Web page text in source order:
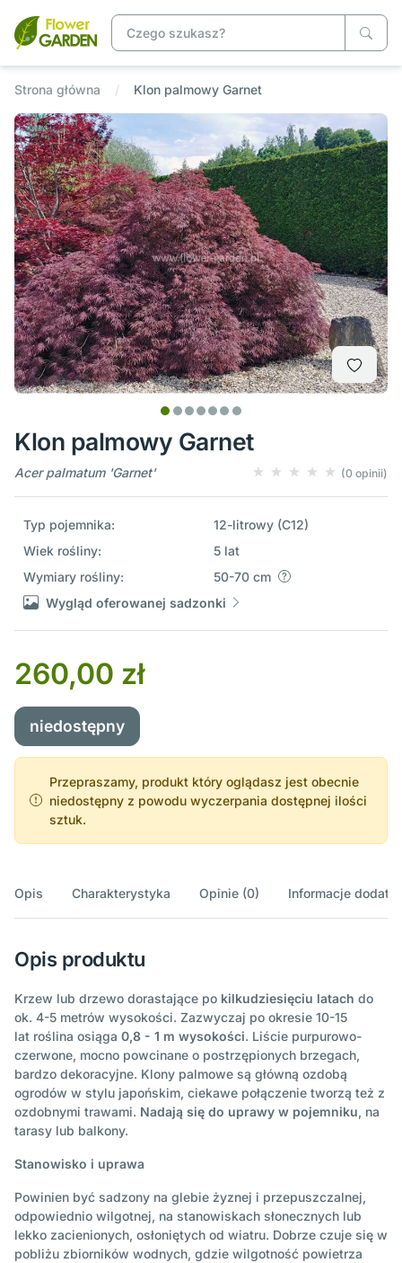
Strona główna Klon palmowy Garnet
Klon palmowy Garnet
Acer palmatum 'Garnet' (0 opinii)
Typ pojemnika:
12-litrowy (C12)
Wiek rośliny:
5 lat
Wymiary rośliny:
50-70 cm
Wygląd oferowanej sadzonki
260,00 zł
niedostępny
Przepraszamy, produkt który oglądasz jest obecnie
niedostępny z powodu wyczerpania dostępnej ilości
sztuk.
Opis Charakterystyka Opinie (0) Informacje
Opis produktu
Krzew lub drzewo dorastające po kilkudziesięciu latach do
ok. 4-5 metrów wysokości. Zazwyczaj po okresie 10-15
lat roślina osiąga 0,8 - 1 m wysokości. Liście purpurowo-
czerwone, mocno powcinane o postrzępionych brzegach,
bardzo dekoracyjne. Klony palmowe są główną ozdobą
ogrodów w stylu japońskim, ciekawe połączenie tworzą też z
ozdobnymi trawami. Nadają się do uprawy w pojemniku, na
tarasy lub balkony.
Stanowisko i uprawa
Powinien być sadzony na glebie żyznej i przepuszczalnej,
odpowiednio wilgotnej, na stanowiskach słonecznych lub
lekko zacienionych, osłoniętych od wiatru. Dobrze czuje się w
pobliżu zbiorników wodnych, gdzie wilgotność powietrza